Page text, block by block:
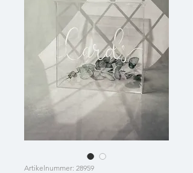
Artikelnummer: 28959